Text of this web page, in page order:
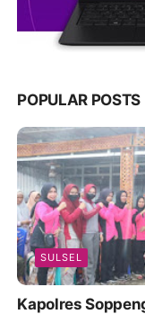
POPULAR POSTS
SULSEL
Kapolres